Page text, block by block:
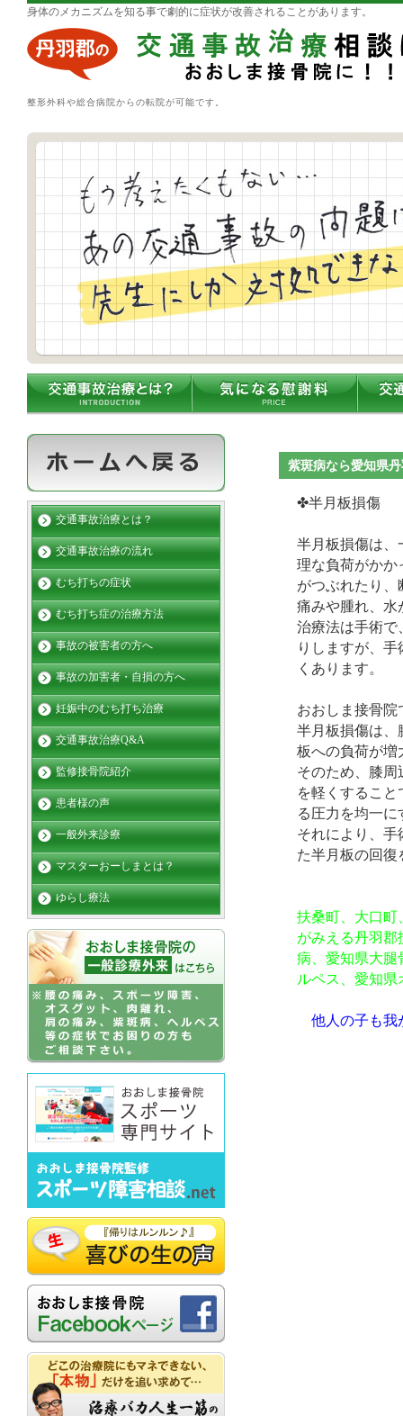
身体のメカニズムを知る事で劇的に症状が改善されることがあります。
整形外科や総合病院からの転院が可能です。
紫斑病なら愛知県
✤半月板損傷
半月板損傷は、
理な負荷がかか
がつぶれたり、
痛みや腫れ、水
治療法は手術で
りしますが、
くあります。
おおしま接骨院
半月板損傷は、
板への負荷が増
そのため、膝周
を軽くするこ
る圧力を均一
それにより、手
た半月板の回復
扶桑町、大口町
がみえる丹羽郡
病、愛知県大腿
ルペス、愛知
他人の子も我
交通事故治療とは？
交通事故治療の流れ
むち打ちの症状
むち打ち症の治療方法
事故の被害者の方へ
事故の加害者・自損の方へ
妊娠中のむち打ち治療
交通事故治療Q&A
監修接骨院紹介
患者様の声
一般外来診療
マスターおーしまとは？
ゆらし療法